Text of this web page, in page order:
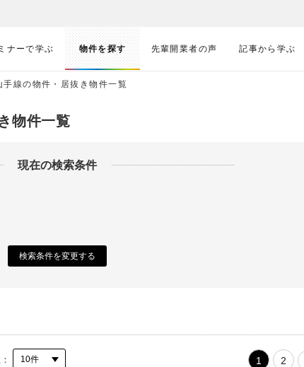
ナーで学ぶ 物件を探す 先輩開業者の声 記事から学ぶ
線の物件・居抜き物件一覧
物件一覧
現在の検索条件
検索条件を変更する
1 2